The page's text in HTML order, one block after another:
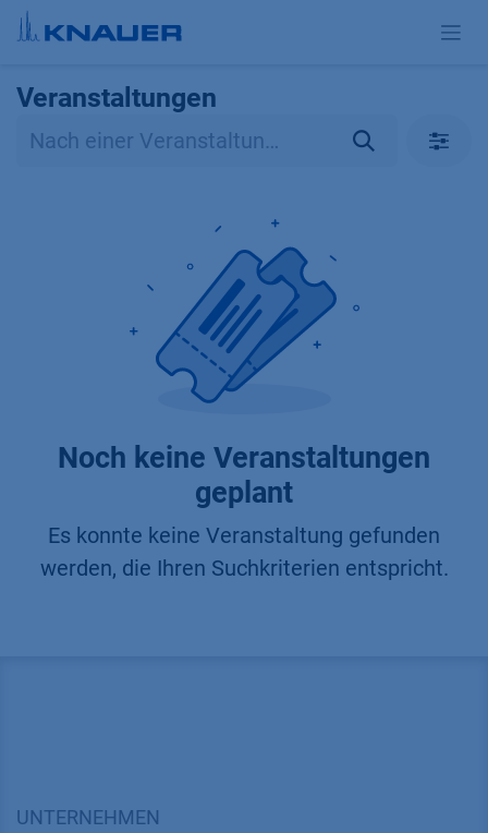
Zum Inhalt springen
Veranstaltungen
Noch keine Veranstaltungen
geplant
Es konnte keine Veranstaltung gefunden
werden, die Ihren Suchkriterien entspricht.
UNTERNEHMEN